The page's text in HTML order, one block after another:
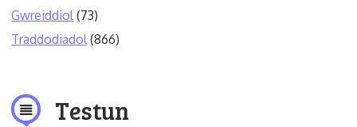
Gwreiddiol (73)
Traddodiadol (866)
Testun